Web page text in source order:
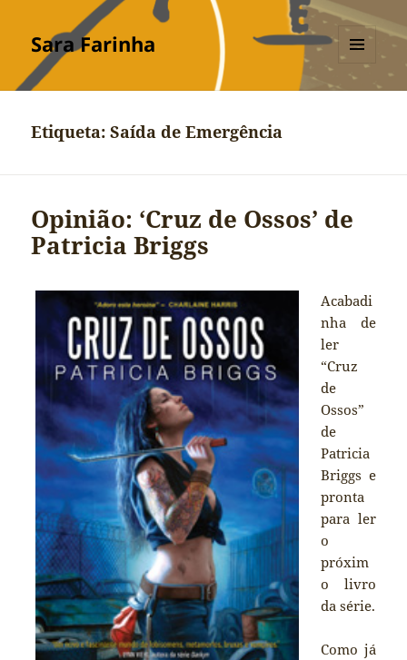
Sara Farinha
MENU
Etiqueta:Saída de Emergência
Opinião: ‘Cruz de Ossos’ de
Patricia Briggs
Acabadi
nha de
ler
“Cruz
de
Ossos”
de
Patricia
Briggs e
pronta
para ler
o
próxim
o livro
da série.
Como já